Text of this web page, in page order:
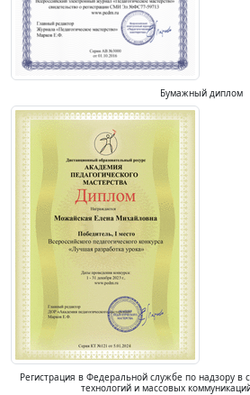
Бумажный диплом
Регистрация в Федеральной службе по надзору в
технологий и массовых